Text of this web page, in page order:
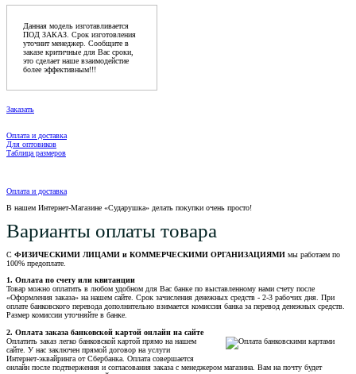
Данная модель изготавливается
ПОД ЗАКАЗ. Срок изготовления
уточнит менеджер. Сообщите в
заказе критичные для Вас сроки,
это сделает наше взаимодейстие
более эффективным!!!
Заказать
Оплата и доставка
Для оптовиков
Таблица размеров
Оплата и доставка
В нашем Интернет-Магазине «Сударушка» делать покупки очень просто!
Варианты оплаты товара
С ФИЗИЧЕСКИМИ ЛИЦАМИ и КОММЕРЧЕСКИМИ ОРГАНИЗАЦИЯМИ мы работаем по
100% предоплате.
1. Оплата по счету или квитанции
Товар можно оплатить в любом удобном для Вас банке по выставленному нами счету после
«Оформления заказа» на нашем сайте. Срок зачисления денежных средств - 2-3 рабочих дня. При
оплате банковского перевода дополнительно взимается комиссия банка за перевод денежных средств.
Размер комиссии уточняйте в банке.
2. Оплата заказа банковской картой онлайн на сайте
Оплатить заказ легко банковской картой прямо на нашем
сайте. У нас заключен прямой договор на услуги
Интернет-эквайринга от Сбербанка. Оплата совершается
онлайн после подтвержения и согласования заказа с менеджером магазина. Вам на почту будет